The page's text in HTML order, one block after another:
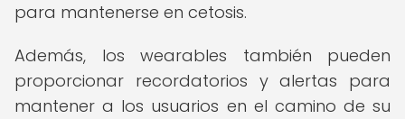
para mantenerse en cetosis.
Además, los wearables también pueden
proporcionar recordatorios y alertas para
mantener a los usuarios en el camino de su